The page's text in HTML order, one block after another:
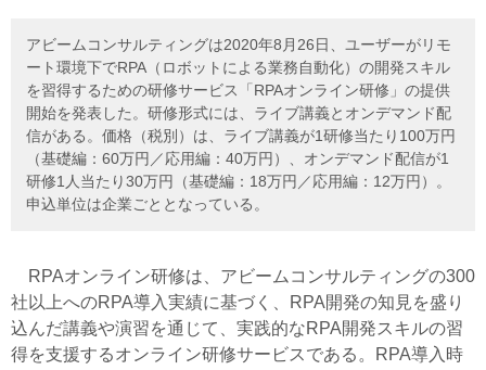
アビームコンサルティングは2020年8月26日、ユーザーがリモ
ート環境下でRPA（ロボットによる業務自動化）の開発スキル
を習得するための研修サービス「RPAオンライン研修」の提供
開始を発表した。研修形式には、ライブ講義とオンデマンド配
信がある。価格（税別）は、ライブ講義が1研修当たり100万円
（基礎編：60万円／応用編：40万円）、オンデマンド配信が1
研修1人当たり30万円（基礎編：18万円／応用編：12万円）。
申込単位は企業ごととなっている。
RPAオンライン研修は、アビームコンサルティングの300
社以上へのRPA導入実績に基づく、RPA開発の知見を盛り
込んだ講義や演習を通じて、実践的なRPA開発スキルの習
得を支援するオンライン研修サービスである。RPA導入時